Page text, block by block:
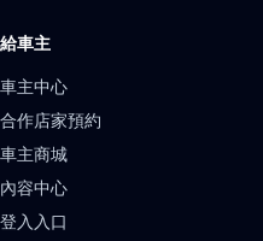
給車主
車主中心
合作店家預約
車主商城
內容中心
登入入口